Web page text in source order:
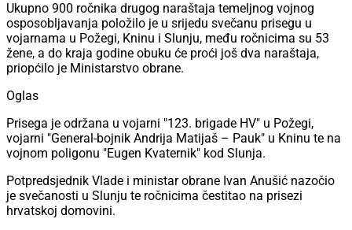
Ukupno 900 ročnika drugog naraštaja temeljnog vojnog
osposobljavanja položilo je u srijedu svečanu prisegu u
vojarnama u Požegi, Kninu i Slunju, među ročnicima su 53
žene, a do kraja godine obuku će proći još dva naraštaja,
priopćilo je Ministarstvo obrane.
Oglas
Prisega je održana u vojarni "123. brigade HV" u Požegi,
vojarni "General-bojnik Andrija Matijaš – Pauk" u Kninu te na
vojnom poligonu "Eugen Kvaternik" kod Slunja.
Potpredsjednik Vlade i ministar obrane Ivan Anušić nazočio
je svečanosti u Slunju te ročnicima čestitao na prisezi
hrvatskoj domovini.